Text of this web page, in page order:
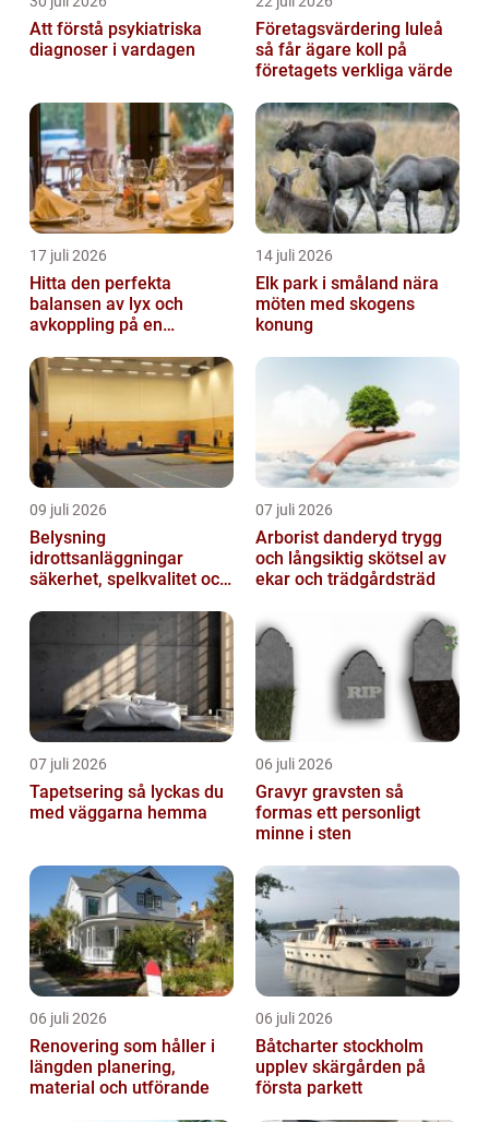
Att förstå psykiatriska
diagnoser i vardagen
Företagsvärdering luleå
så får ägare koll på
företagets verkliga värde
17 juli 2026
Hitta den perfekta
balansen av lyx och
avkoppling på en
Östermalm
14 juli 2026
Elk park i småland nära
möten med skogens
konung
09 juli 2026
Belysning
idrottsanläggningar
säkerhet, spelkvalitet och
07 juli 2026
Arborist danderyd trygg
och långsiktig skötsel av
ekar och trädgårdsträd
07 juli 2026
Tapetsering så lyckas du
med väggarna hemma
06 juli 2026
Gravyr gravsten så
formas ett personligt
minne i sten
06 juli 2026
Renovering som håller i
längden planering,
material och utförande
06 juli 2026
Båtcharter stockholm
upplev skärgården på
första parkett